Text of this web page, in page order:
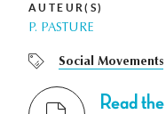
AUTEUR(S)
P. PASTURE
Social Movements
Read